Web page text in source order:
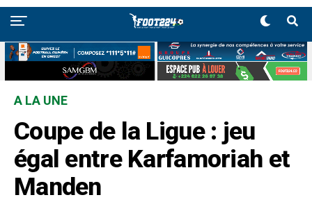
A LA UNE
Coupe de la Ligue : jeu
égal entre Karfamoriah et
Manden